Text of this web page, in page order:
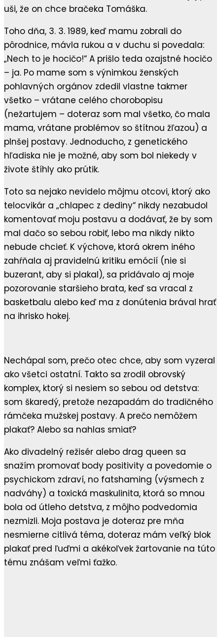
uši, že on chce bračeka Tomáška.
Toho dňa, 3. 3. 1989, keď mamu zobrali do
pôrodnice, mávla rukou a v duchu si povedala:
„Nech to je hocičo!“ A prišlo teda ozajstné hocičo
– ja. Po mame som s výnimkou ženských
pohlavných orgánov zdedil vlastne takmer
všetko – vrátane celého chorobopisu
(nežartujem – doteraz som mal všetko, čo mala
mama, vrátane problémov so štítnou žľazou) a
plnšej postavy. Jednoducho, z genetického
hľadiska nie je možné, aby som bol niekedy v
živote štíhly ako prútik.
Toto sa nejako nevidelo môjmu otcovi, ktorý ako
telocvikár a „chlapec z dediny“ nikdy nezabudol
komentovať moju postavu a dodávať, že by som
mal dačo so sebou robiť, lebo ma nikdy nikto
nebude chcieť. K výchove, ktorá okrem iného
zahŕňala aj pravidelnú kritiku emócií (nie si
buzerant, aby si plakal), sa pridávalo aj moje
pozorovanie staršieho brata, keď sa vracal z
basketbalu alebo keď ma z donútenia brával hrať
na ihrisko hokej.
Nechápal som, prečo otec chce, aby som vyzeral
ako všetci ostatní. Takto sa zrodil obrovský
komplex, ktorý si nesiem so sebou od detstva:
som škaredý, pretože nezapadám do tradičného
rámčeka mužskej postavy. A prečo nemôžem
plakať? Alebo sa nahlas smiať?
Ako divadelný režisér alebo drag queen sa
snažím promovať body positivity a povedomie o
psychickom zdraví, no fatshaming (výsmech z
nadváhy) a toxická maskulinita, ktorá so mnou
bola od útleho detstva, z môjho podvedomia
nezmizli. Moja postava je doteraz pre mňa
nesmierne citlivá téma, doteraz mám veľký blok
plakať pred ľuďmi a akékoľvek žartovanie na túto
tému znášam veľmi ťažko.